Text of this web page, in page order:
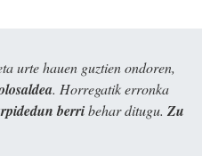
urte hauen guztien ondoren,
. Horregatik erronka
berribehar ditugu. Zu